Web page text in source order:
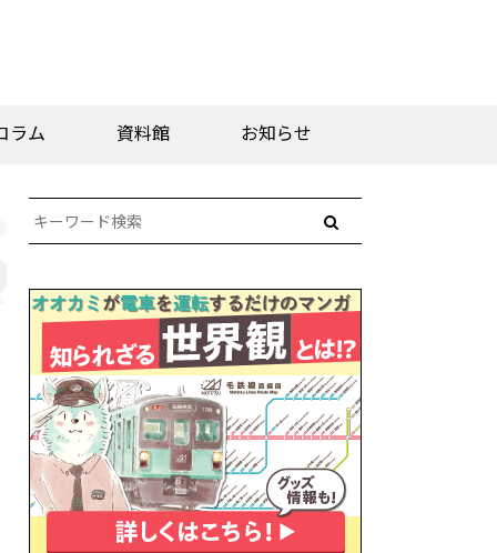
ラム 資料館 お知らせ